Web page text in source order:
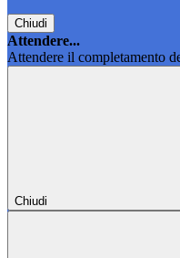
Chiudi
Attendere...
Attendere il completamento
Chiudi